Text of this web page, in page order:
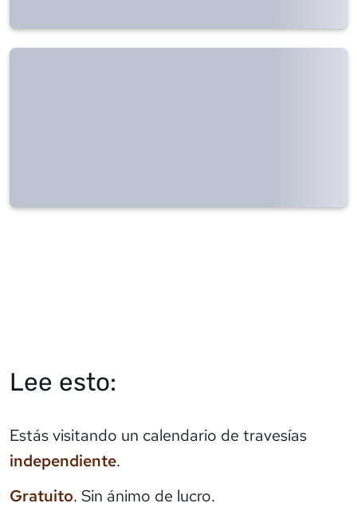
Lee esto:
Estás visitando un calendario de travesías
independiente.
Gratuito. Sin ánimo de lucro.